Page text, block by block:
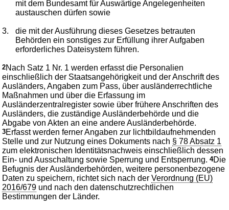
mit dem Bundesamt für Auswärtige Angelegenheiten
austauschen dürfen sowie
3.
die mit der Ausführung dieses Gesetzes betrauten
Behörden ein sonstiges zur Erfüllung ihrer Aufgaben
erforderliches Dateisystem führen.
2Nach Satz 1 Nr. 1 werden erfasst die Personalien
einschließlich der Staatsangehörigkeit und der Anschrift des
Ausländers, Angaben zum Pass, über ausländerrechtliche
Maßnahmen und über die Erfassung im
Ausländerzentralregister sowie über frühere Anschriften des
Ausländers, die zuständige Ausländerbehörde und die
Abgabe von Akten an eine andere Ausländerbehörde.
3Erfasst werden ferner Angaben zur lichtbildaufnehmenden
Stelle und zur Nutzung eines Dokuments nach § 78 Absatz 1
zum elektronischen Identitätsnachweis einschließlich dessen
Ein- und Ausschaltung sowie Sperrung und Entsperrung.4Die
Befugnis der Ausländerbehörden, weitere personenbezogene
Daten zu speichern, richtet sich nach derVerordnung (EU)
2016/679 und nach den datenschutzrechtlichen
Bestimmungen der Länder.